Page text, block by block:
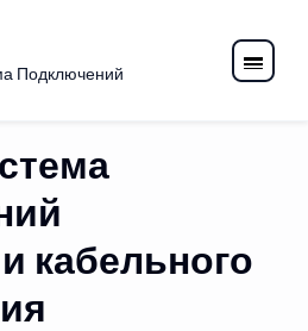
Подключений
кабельного